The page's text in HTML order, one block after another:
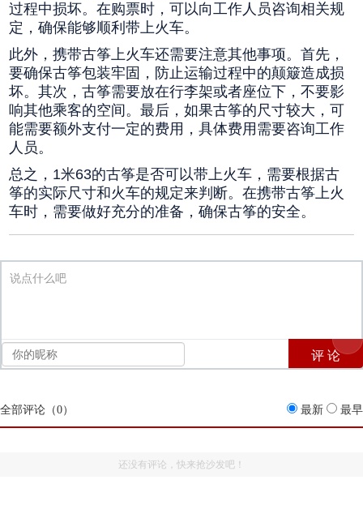
过程中损坏。在购票时，可以向工作人员咨询相关规
定，确保能够顺利带上火车。
此外，携带古筝上火车还需要注意其他事项。首先，
要确保古筝包装牢固，防止运输过程中的颠簸造成损
坏。其次，古筝需要放在行李架或者座位下，不要影
响其他乘客的空间。最后，如果古筝的尺寸较大，可
能需要额外支付一定的费用，具体费用需要咨询工作
人员。
总之，1米63的古筝是否可以带上火车，需要根据古
筝的实际尺寸和火车的规定来判断。在携带古筝上火
车时，需要做好充分的准备，确保古筝的安全。
说点什么吧
全部评论（0） 最新 最早
还没有评论，快来抢沙发吧！